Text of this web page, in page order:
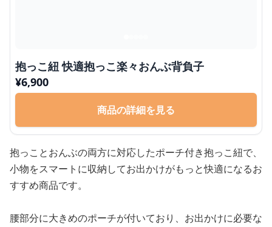
抱っこ紐 快適抱っこ楽々おんぶ背負子
¥6,900
商品の詳細を見る
抱っことおんぶの両方に対応したポーチ付き抱っこ紐で、
小物をスマートに収納してお出かけがもっと快適になるお
すすめ商品です。
腰部分に大きめのポーチが付いており、お出かけに必要な